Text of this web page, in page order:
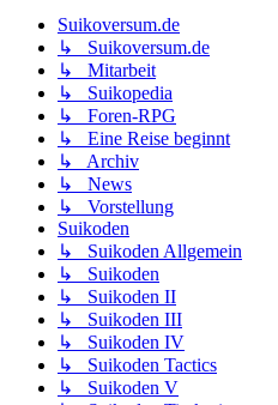
Suikoversum.de
↳ Suikoversum.de
↳ Mitarbeit
↳ Suikopedia
↳ Foren-RPG
↳ Eine Reise beginnt
↳ Archiv
↳ News
↳ Vorstellung
Suikoden
↳ Suikoden Allgemein
↳ Suikoden
↳ Suikoden II
↳ Suikoden III
↳ Suikoden IV
↳ Suikoden Tactics
↳ Suikoden V